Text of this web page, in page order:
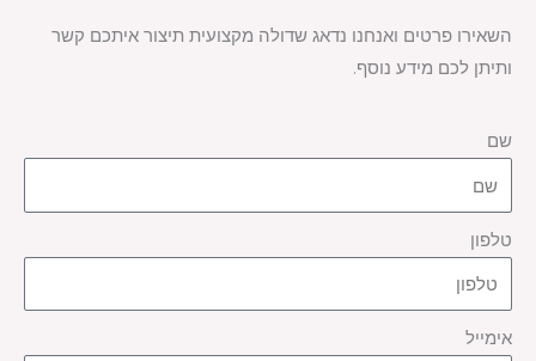
השאירו פרטים ואנחנו נדאג שדולה מקצועית תיצור איתכם קשר
ותיתן לכם מידע נוסף.
שם
טלפון
אימייל